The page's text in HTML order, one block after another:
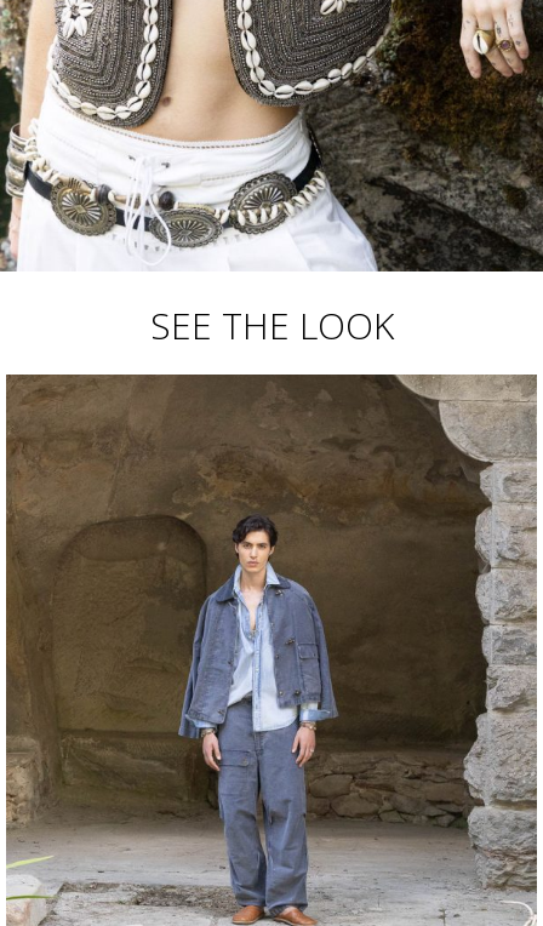
SEE THE LOOK